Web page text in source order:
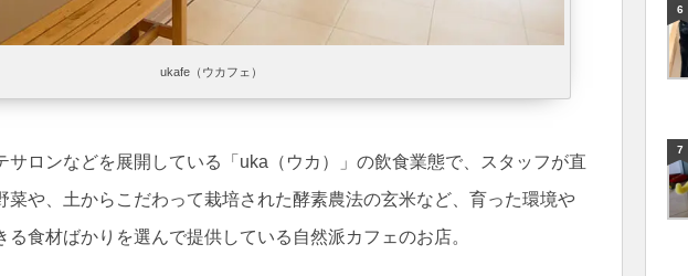
ukafe（ウカフェ）
サロンなどを展開している「uka（ウカ）」の飲食業態で、スタッフが直
菜や、土からこだわって栽培された酵素農法の玄米など、育った環境や
る食材ばかりを選んで提供している自然派カフェのお店。
6
7